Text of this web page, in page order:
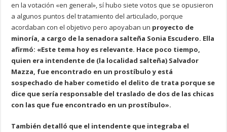
en la votación «en general», sí hubo siete votos que se opusieron
a algunos puntos del tratamiento del articulado, porque
acordaban con el objetivo pero apoyaban un proyecto de
minoría, a cargo de la senadora salteña Sonia Escudero. Ella
afirmó: «Este tema hoy es relevante. Hace poco tiempo,
quien era intendente de (la localidad salteña) Salvador
Mazza, fue encontrado en un prostíbulo y está
sospechado de haber cometido el delito de trata porque se
dice que sería responsable del traslado de dos de las chicas
con las que fue encontrado en un prostíbulo».
También detalló que el intendente que integraba el